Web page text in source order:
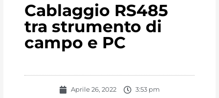
Cablaggio RS485
tra strumento di
campo e PC
Aprile 26, 2022
3:53 pm